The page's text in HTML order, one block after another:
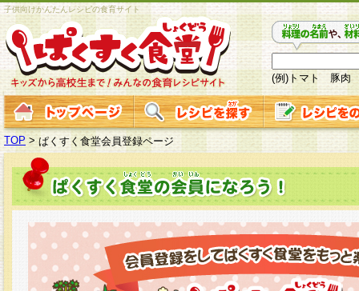
子供向けかんたんレシピの食育サイト
(例)トマト 豚肉
TOP > ぱくすく食堂会員登録ページ